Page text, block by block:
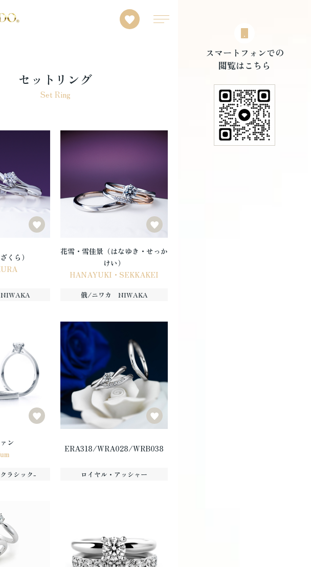
スマートフォンでの
閲覧はこちら
セットリング
Set Ring
くら）
花雪・雪佳景（はなゆき・せっか
けい）
HANAYUKI・SEKKAKEI
俄/ニワカ NIWAKA
ン
ラシック-
ERA318/WRA028/WRB038
ロイヤル・アッシャー